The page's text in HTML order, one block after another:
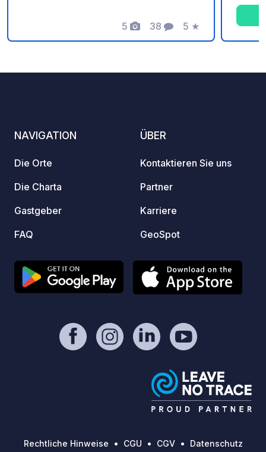
5
Fotos
38
Kommentare
5
Bewertung
★
Ihren
NAVIGATION
Die Orte
Die Charta
Gastgeber
FAQ
ÜBER
Kontaktieren Sie uns
Partner
Karriere
GeoSpot
Rechtliche Hinweise CGU CGV Datenschutz